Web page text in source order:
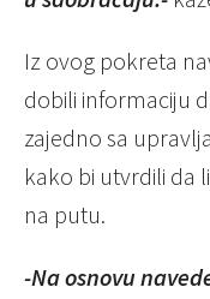
Iz ovog pokreta
dobili informaciju
zajedno sa
kako bi utvrdili da
na putu.
-Na osnovu